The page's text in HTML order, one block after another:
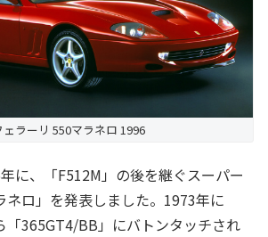
ェラーリ 550マラネロ 1996
に、「F512M」の後を継ぐスーパー
ネロ」を発表しました。1973年に
「365GT4/BB」にバトンタッチされ